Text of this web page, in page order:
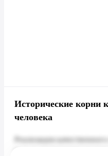
Исторические корни
человека